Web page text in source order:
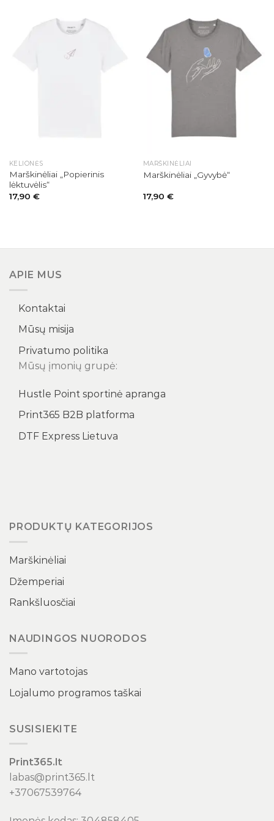
KELIONĖS
Marškinėliai „Popierinis
lėktuvėlis“
17,90 €
MARŠKINĖLIAI
Marškinėliai „Gyvybė“
17,90 €
APIE MUS
Kontaktai
Mūsų misija
Privatumo politika
Mūsų įmonių grupė:
Hustle Point sportinė apranga
Print365 B2B platforma
DTF Express Lietuva
PRODUKTŲ KATEGORIJOS
Marškinėliai
Džemperiai
Rankšluosčiai
NAUDINGOS NUORODOS
Mano vartotojas
Lojalumo programos taškai
SUSISIEKITE
Print365.lt
labas@print365.lt
+37067539764